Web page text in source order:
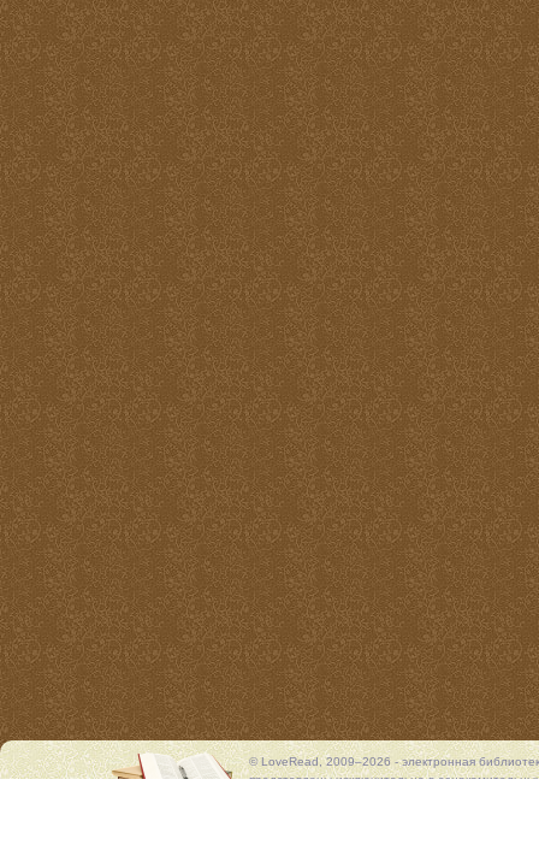
© LoveRead, 2009–2026 - электронная
представлены исключительно в